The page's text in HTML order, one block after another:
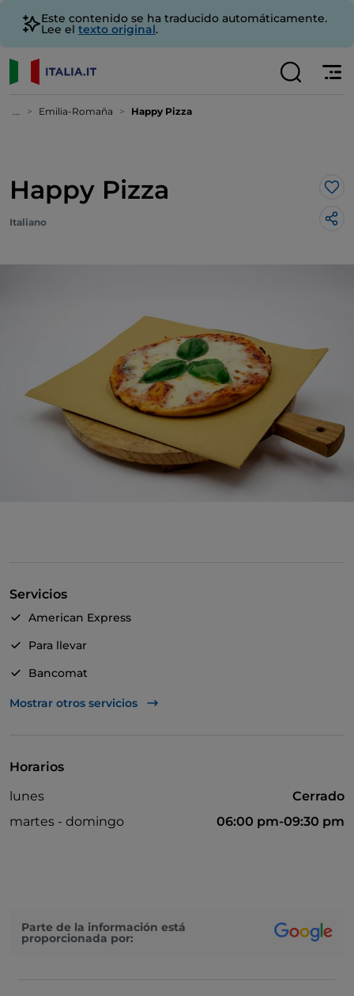
Este contenido se ha traducido automáticamente.
Lee el texto original.
... Emilia-Romaña Happy Pizza
Happy Pizza Me
Italiano
Servicios
American Express
Para llevar
Bancomat
Mastercard
Mostrar otros servicios
Horarios
lunes
Cerrado
martes - domingo
06:00 pm-09:30 pm
Parte de la información está
proporcionada por: